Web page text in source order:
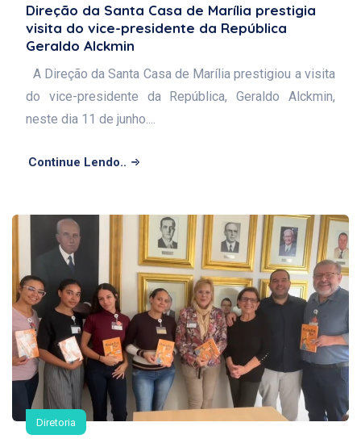
Direção da Santa Casa de Marília prestigia
visita do vice-presidente da República
Geraldo Alckmin
A Direção da Santa Casa de Marília prestigiou a visita
do vice-presidente da República, Geraldo Alckmin,
neste dia 11 de junho....
Continue Lendo..
Diretoria